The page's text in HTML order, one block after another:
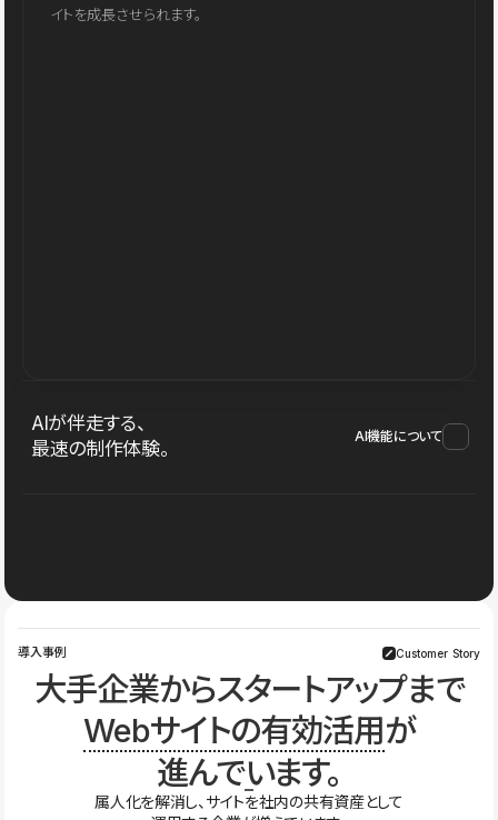
イトを成長させられます。
AIが伴走する、
最速の制作体験。
AI機能について
導入事例 Customer Story
大手企業からスタートアップまで
Webサイトの有効活用が
進んでいます。
属人化を解消し、サイトを社内の共有資産として